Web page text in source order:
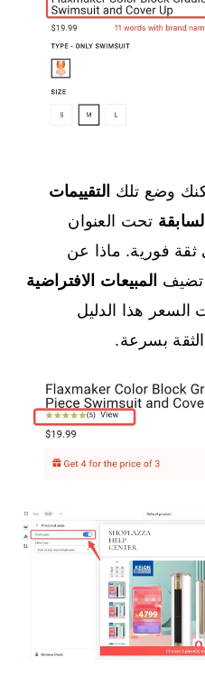
وضع تلك التقييمات
تحت العنوان
فورية. ماذا عن
تضيف المبيعات الافتراضية
100" تحت السعر هذا الدليل
بسرعة.